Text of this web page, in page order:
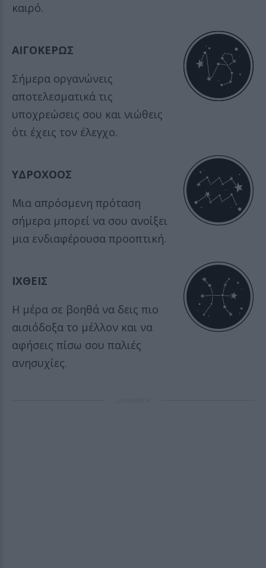
καιρό.
ΑΙΓΟΚΕΡΩΣ
Σήμερα οργανώνεις
αποτελεσματικά τις
υποχρεώσεις σου και νιώθεις
ότι έχεις τον έλεγχο.
ΥΔΡΟΧΟΟΣ
Μια απρόσμενη πρόταση
σήμερα μπορεί να σου ανοίξει
μια ενδιαφέρουσα προοπτική.
ΙΧΘΕΙΣ
Η μέρα σε βοηθά να δεις πιο
αισιόδοξα το μέλλον και να
αφήσεις πίσω σου παλιές
ανησυχίες.